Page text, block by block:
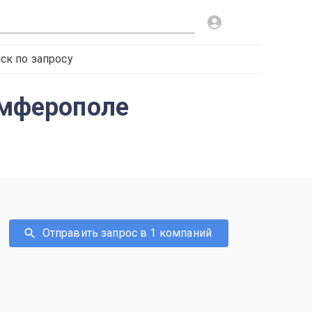
по запросу
Отправить запрос в 1 компаний